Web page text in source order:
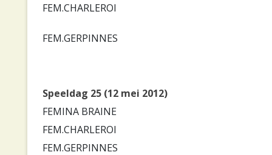
FEM.CHARLEROI
FEM.GERPINNES
Speeldag 25 (12 mei 2012)
FEMINA BRAINE
FEM.CHARLEROI
FEM.GERPINNES